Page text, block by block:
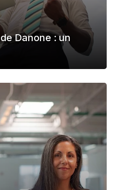
Danone : un